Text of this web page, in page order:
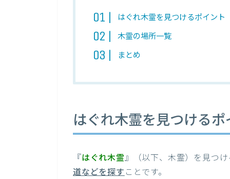
はぐれ木霊を見つけるポイント
木霊の場所一覧
まとめ
はぐれ木霊を見つける
『はぐれ木霊』（以下、木霊）を見つ
道などを探す ことです。